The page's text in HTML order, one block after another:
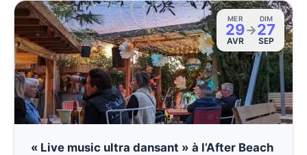
MER
29
AVR
→
DIM
27
SEP
« Live music ultra dansant » à l’After Beach